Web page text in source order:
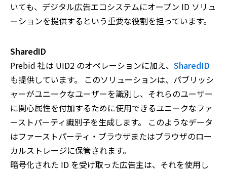
いても、デジタル広告エコシステムにオープン ID ソリュ
ーションを提供するという重要な役割を担っています。
SharedID
Prebid 社は UID2 のオペレーションに加え、 SharedID
も提供しています。 このソリューションは、パブリッシ
ャーがユニークなユーザーを識別し、それらのユーザー
に関心属性を付加するために使用できるユニークなファ
ーストパーティ識別子を生成します。 このようなデータ
はファーストパーティ・ブラウザまたはブラウザのロー
カルストレージに保管されます。
暗号化された ID を受け取った広告主は、それを使用し